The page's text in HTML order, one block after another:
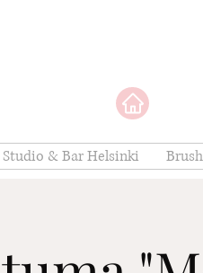
Studio & Bar Helsinki